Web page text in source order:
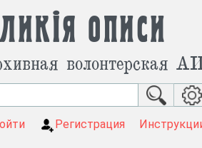
описи
волонтерская
Регистрация